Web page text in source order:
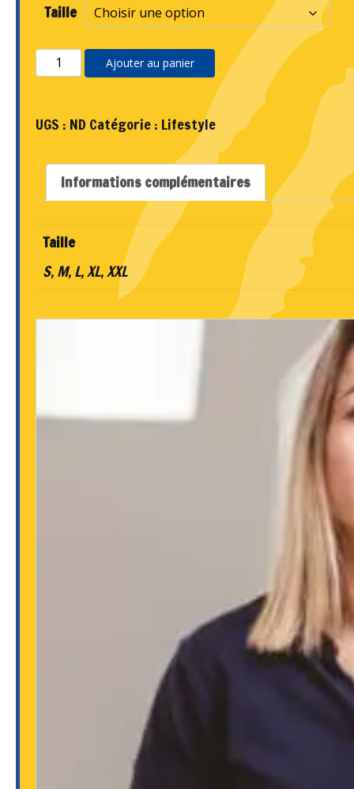
Taille
quantité
de
shirt
Saint-
Amand
Ajouter au panier
UGS : ND Catégorie : Lifestyle
Informations complémentaires
Taille
S, M, L, XL, XXL